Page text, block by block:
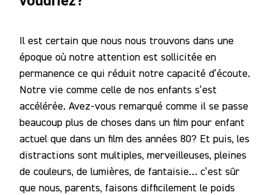
Il est certain que nous nous trouvons dans une
époque où notre attention est sollicitée en
permanence ce qui réduit notre capacité d’écoute.
Notre vie comme celle de nos enfants s’est
accélérée. Avez-vous remarqué comme il se passe
beaucoup plus de choses dans un film pour enfant
actuel que dans un film des années 80? Et puis, les
distractions sont multiples, merveilleuses, pleines
de couleurs, de lumières, de fantaisie… c’est sûr
que nous, parents, faisons difficilement le poids